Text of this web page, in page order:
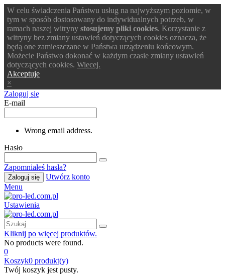
W celu świadczenia Państwu usług na najwyższym poziomie, w
tym w sposób dostosowany do indywidualnych potrzeb, w
ramach naszej witryny stosujemy pliki cookies. Korzystanie z
witryny bez zmiany ustawień dotyczących cookies oznacza, że
będą one zamieszczane w Państwa urządzeniu końcowym.
Możecie Państwo dokonać w każdym czasie zmiany ustawień
dotyczących cookies. Wiecej.
Akceptuje
×
Zaloguj się
E-mail
Wrong email address.
Hasło
Zapomniałeś hasła?
Zaloguj się
Utwórz konto
Menu
Ustawienia
Kliknij po więcej produktów.
No products were found.
0
Koszyk0 produkt(y)
Twój koszyk jest pusty.